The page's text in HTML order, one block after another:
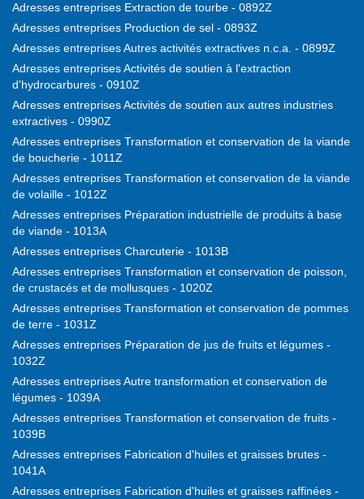
Adresses entreprises Extraction de tourbe - 0892Z
Adresses entreprises Production de sel - 0893Z
Adresses entreprises Autres activités extractives n.c.a. - 0899Z
Adresses entreprises Activités de soutien à l'extraction
d'hydrocarbures - 0910Z
Adresses entreprises Activités de soutien aux autres industries
extractives - 0990Z
Adresses entreprises Transformation et conservation de la viande
de boucherie - 1011Z
Adresses entreprises Transformation et conservation de la viande
de volaille - 1012Z
Adresses entreprises Préparation industrielle de produits à base
de viande - 1013A
Adresses entreprises Charcuterie - 1013B
Adresses entreprises Transformation et conservation de poisson,
de crustacés et de mollusques - 1020Z
Adresses entreprises Transformation et conservation de pommes
de terre - 1031Z
Adresses entreprises Préparation de jus de fruits et légumes -
1032Z
Adresses entreprises Autre transformation et conservation de
légumes - 1039A
Adresses entreprises Transformation et conservation de fruits -
1039B
Adresses entreprises Fabrication d'huiles et graisses brutes -
1041A
Adresses entreprises Fabrication d'huiles et graisses raffinées -